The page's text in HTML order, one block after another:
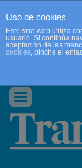
Conmutar
navegación
Uso de cookies
Este sitio web utiliza
usuario. Si continúa
aceptación de las
cookies, pinche el